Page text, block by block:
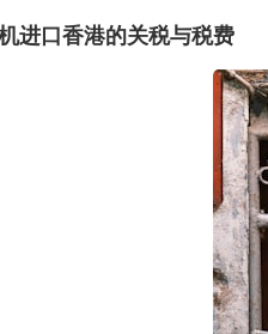
进口香港的关税与税费